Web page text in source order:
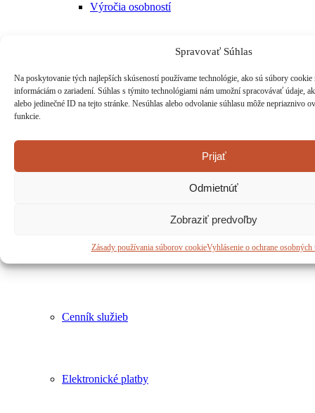
Spravovať Súhlas
Na poskytovanie tých najlepších skúseností používame technológie, ako sú súbory cookie
informáciám o zariadení. Súhlas s týmito technológiami nám umožní spracovávať údaje,
alebo jedinečné ID na tejto stránke. Nesúhlas alebo odvolanie súhlasu môže nepriaznivo
funkcie.
Prijať
Odmietnúť
Zobraziť predvoľby
Zásady používania súborov cookieVyhlásenie o ochrane osobných
Výročia osobností
Regionálne e-knihy zdarma
Cenník služieb
Elektronické platby